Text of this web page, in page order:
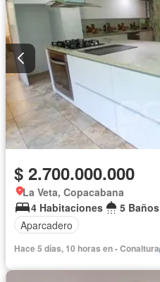
$ 2.700.000.000
La Veta, Copacabana
4 Habitaciones
5 Baños
Aparcadero
Hace 5 días, 10 horas en - Conaltura